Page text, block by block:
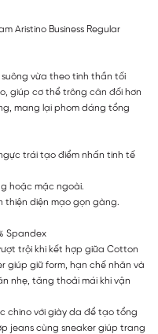
Aristino Business Regular
suông vừa theo tinh thần tối
giúp cơ thể trông cân đối hơn
mang lại phom dáng tổng
trái tạo điểm nhấn tinh tế
hoặc mặc ngoài.
diện mạo gọn gàng.
Spandex
trội khi kết hợp giữa Cotton
giúp giữ form, hạn chế nhăn và
nhẹ, tăng thoải mái khi vận
chino với giày da để tạo tổng
jeans cùng sneaker giúp trang